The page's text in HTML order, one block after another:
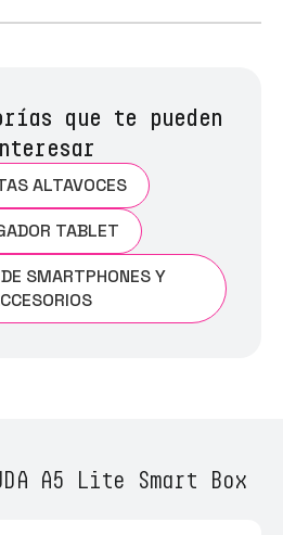
que te pueden
ALTAVOCES
TABLET
SMARTPHONES Y
A5 Lite Smart Box